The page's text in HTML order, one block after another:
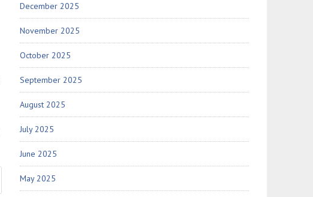
December 2025
November 2025
October 2025
September 2025
August 2025
July 2025
June 2025
May 2025